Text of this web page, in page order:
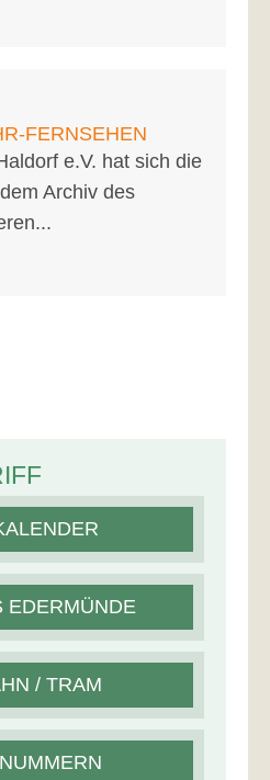
FERNSEHEN
e.V. hat sich die
Archiv des
EDERMÜNDE
/ TRAM